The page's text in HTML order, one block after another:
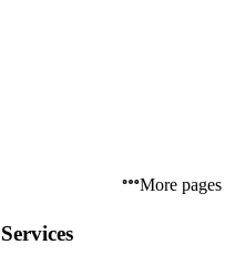
More pages
Services